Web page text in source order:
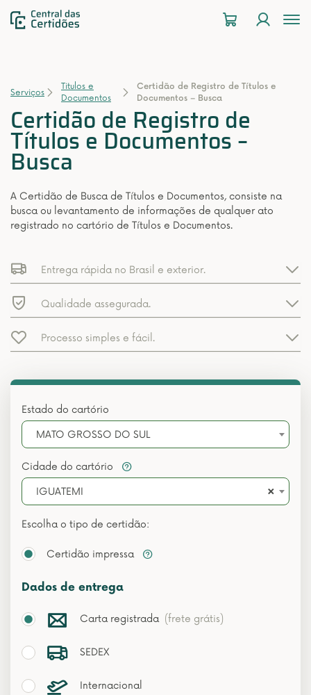
Serviços
Titulos e
Documentos
Certidão de Registro de Títulos e
Documentos – Busca
Certidão de Registro de
Títulos e Documentos –
Busca
A Certidão de Busca de Títulos e Documentos, consiste na
busca ou levantamento de informações de qualquer ato
registrado no cartório de Títulos e Documentos.
Entrega rápida no Brasil e exterior.
Qualidade assegurada.
Processo simples e fácil.
Estado do cartório
MATO GROSSO DO SUL
Cidade do cartório
×
IGUATEMI
Escolha o tipo de certidão:
Certidão impressa
Dados de entrega
Carta registrada (frete grátis)
SEDEX
Internacional